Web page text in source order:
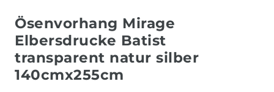
Ösenvorhang Mirage
Elbersdrucke Batist
transparent natur silber
140cmx255cm